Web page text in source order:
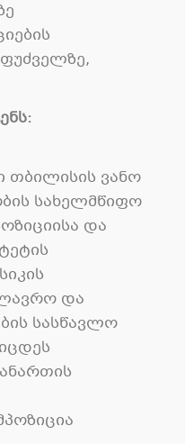
თბილისის ვანო
სახელმწიფო
და
და
სასწავლო